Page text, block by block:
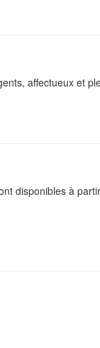
affectueux et
disponibles à